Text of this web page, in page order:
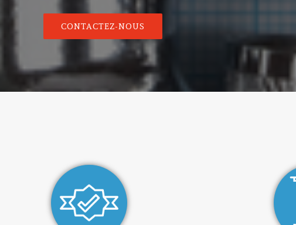
CONTACTEZ-NOUS